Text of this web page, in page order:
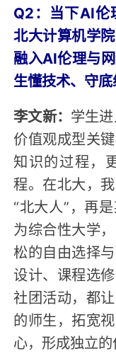
Q2：当下AI伦
北大计算机学
融入AI伦理与
生懂技术、守
李文新： 学生
价值观成型关
知识的过程，
程。在北大，
“北大人”，再
为综合性大学
松的自由选择
设计、课程选
社团活动，都
的师生，拓宽
心，形成独立的